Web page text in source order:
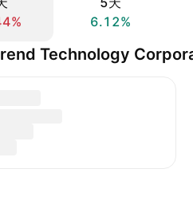
6.12%
Technology